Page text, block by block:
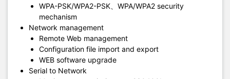
WPA-PSK/WPA2-PSK、WPA/WPA2 security
mechanism
Network management
Remote Web management
Configuration file import and export
WEB software upgrade
Serial to Network